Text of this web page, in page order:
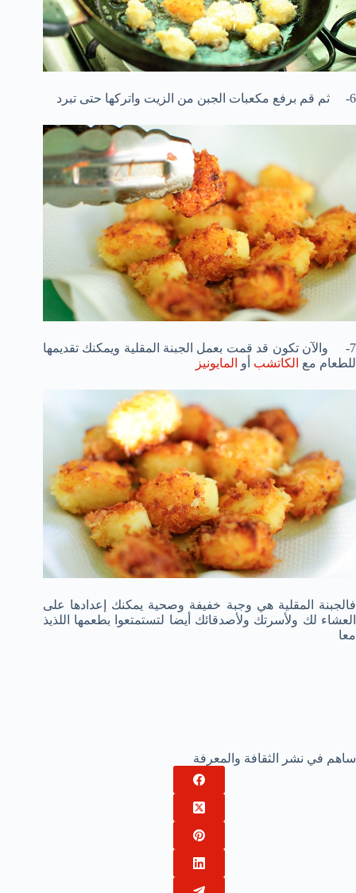
6- ثم قم برفع مكعبات الجبن من الزيت واتركها حتى تبرد
7- والآن تكون قد قمت بعمل الجبنة المقلية ويمكنك تقديمها
للطعام مع الكاتشب أو المايونيز
فالجبنة المقلية هي وجبة خفيفة وصحية يمكنك إعدادها على
العشاء لك ولأسرتك ولأصدقائك أيضا لتستمتعوا بطعمها اللذيذ
معا
ساهم في نشر الثقافة والمعرفة